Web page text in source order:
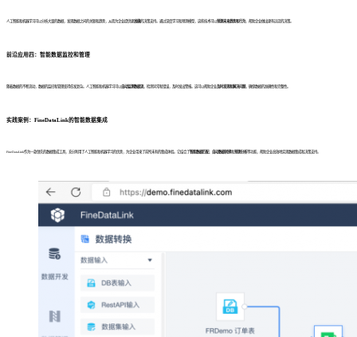
人工智能和机器学习可以分析大量的数据，发现数据之间的关联和趋势，从而为企业提供更准确 的决策支持。通过深度学习和预测模型，这些技术可以 预测未来趋势和行为，帮助企业做出更有远见的决策。
前沿应用四：智能数据监控和管理
随着数据的不断流动，数据的监控和管理变得愈发复杂。人工智能和机器学习可以自动监测数据流，检测异常和错误，及时发出警报。这可以帮助企业及时发现和解决问题 ，确保数据的准确性和完整性。
实践案例：FineDataLink的智能数据集成
FineDataLink作为一款领先的数据集成工具，充分利用了人工智能和机器学习的优势，为企业带来了前所未有的集成体验。它结合了智能数据匹配 自动数据转换 和 预测分析等功能，帮助企业高效地实现数据集成和决策支持。